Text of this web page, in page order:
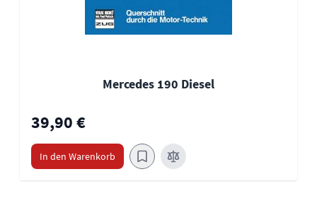
Mercedes 190 Diesel
39,90 €
In den Warenkorb